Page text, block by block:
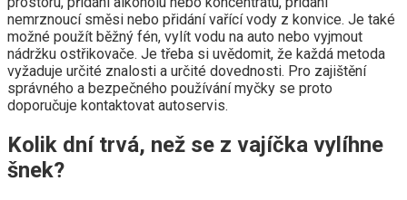
nemrznoucí směsi nebo přidání vařící vody z konvice. Je také
možné použít běžný fén, vylít vodu na auto nebo vyjmout
nádržku ostřikovače. Je třeba si uvědomit, že každá metoda
vyžaduje určité znalosti a určité dovednosti. Pro zajištění
správného a bezpečného používání myčky se proto
doporučuje kontaktovat autoservis.
Kolik dní trvá, než se z vajíčka vylíhne
šnek?